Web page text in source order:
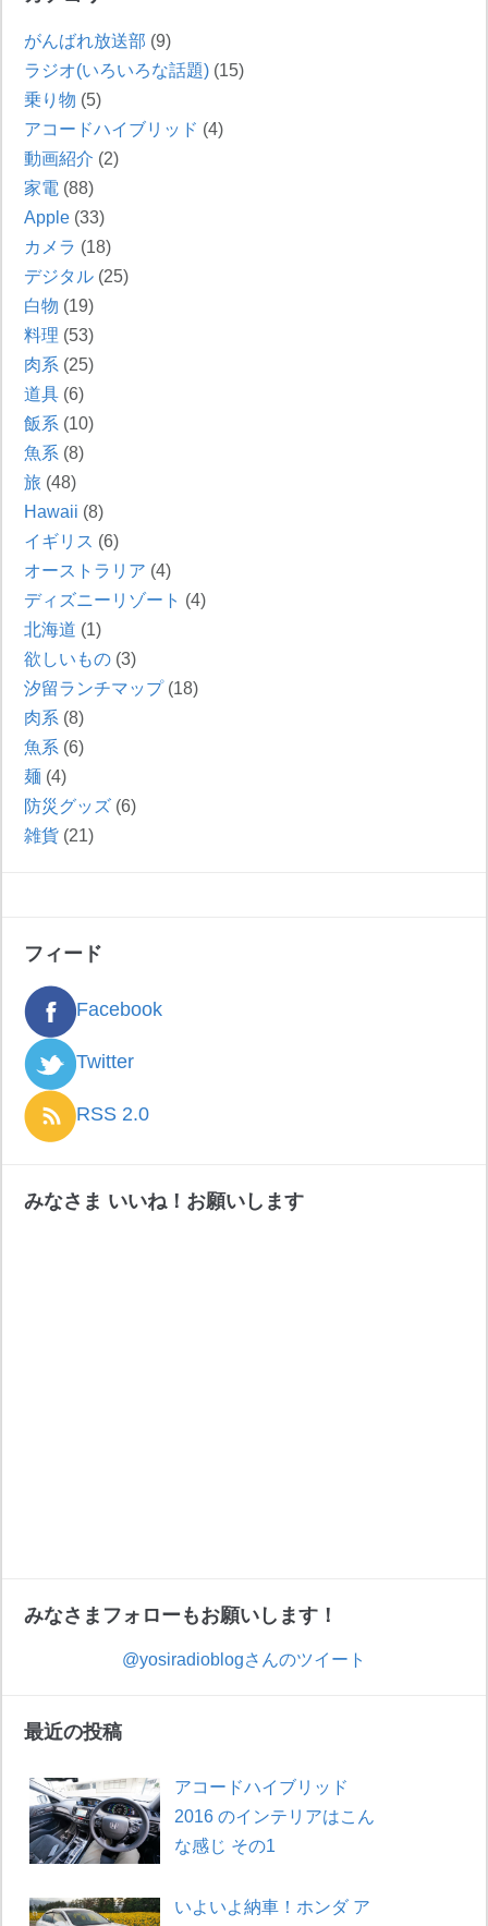
がんばれ放送部 (9)
ラジオ(いろいろな話題) (15)
乗り物 (5)
アコードハイブリッド (4)
動画紹介 (2)
家電 (88)
Apple (33)
カメラ (18)
デジタル (25)
白物 (19)
料理 (53)
肉系 (25)
道具 (6)
飯系 (10)
魚系 (8)
旅 (48)
Hawaii (8)
イギリス (6)
オーストラリア (4)
ディズニーリゾート (4)
北海道 (1)
欲しいもの (3)
汐留ランチマップ(18)
肉系 (8)
魚系 (6)
麺 (4)
防災グッズ (6)
雑貨 (21)
フィード
Facebook
Twitter
RSS 2.0
みなさま いいね！お願いします
みなさまフォローもお願いします！
@yosiradioblogさんのツイート
最近の投稿
アコードハイブリッド
2016 のインテリアはこん
な感じ その1
いよいよ納車！ホンダ ア